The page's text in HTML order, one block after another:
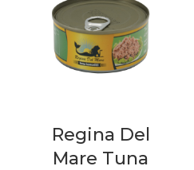
Regina Del
Mare Tuna